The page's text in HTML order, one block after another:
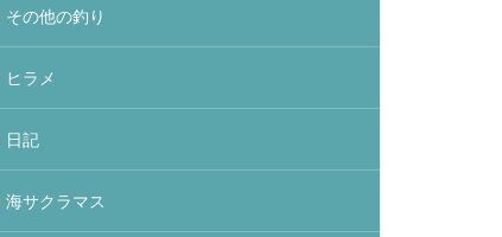
その他の釣り
ヒラメ
日記
海サクラマス